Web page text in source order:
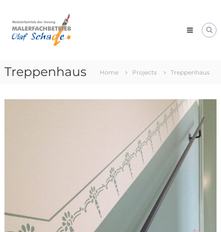
content
Malerfachbetrieb
Olaf
Schade
Professionelles
Treppenhaus Home Projects Treppenhaus